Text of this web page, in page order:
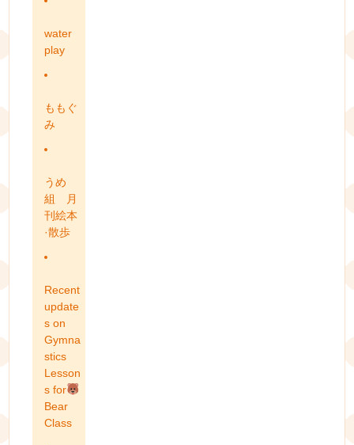
water
play
ももぐ
み
うめ
組 月
刊絵本
·散歩
Recent
update
s on
Gymna
stics
Lesson
s for
Bear
Class